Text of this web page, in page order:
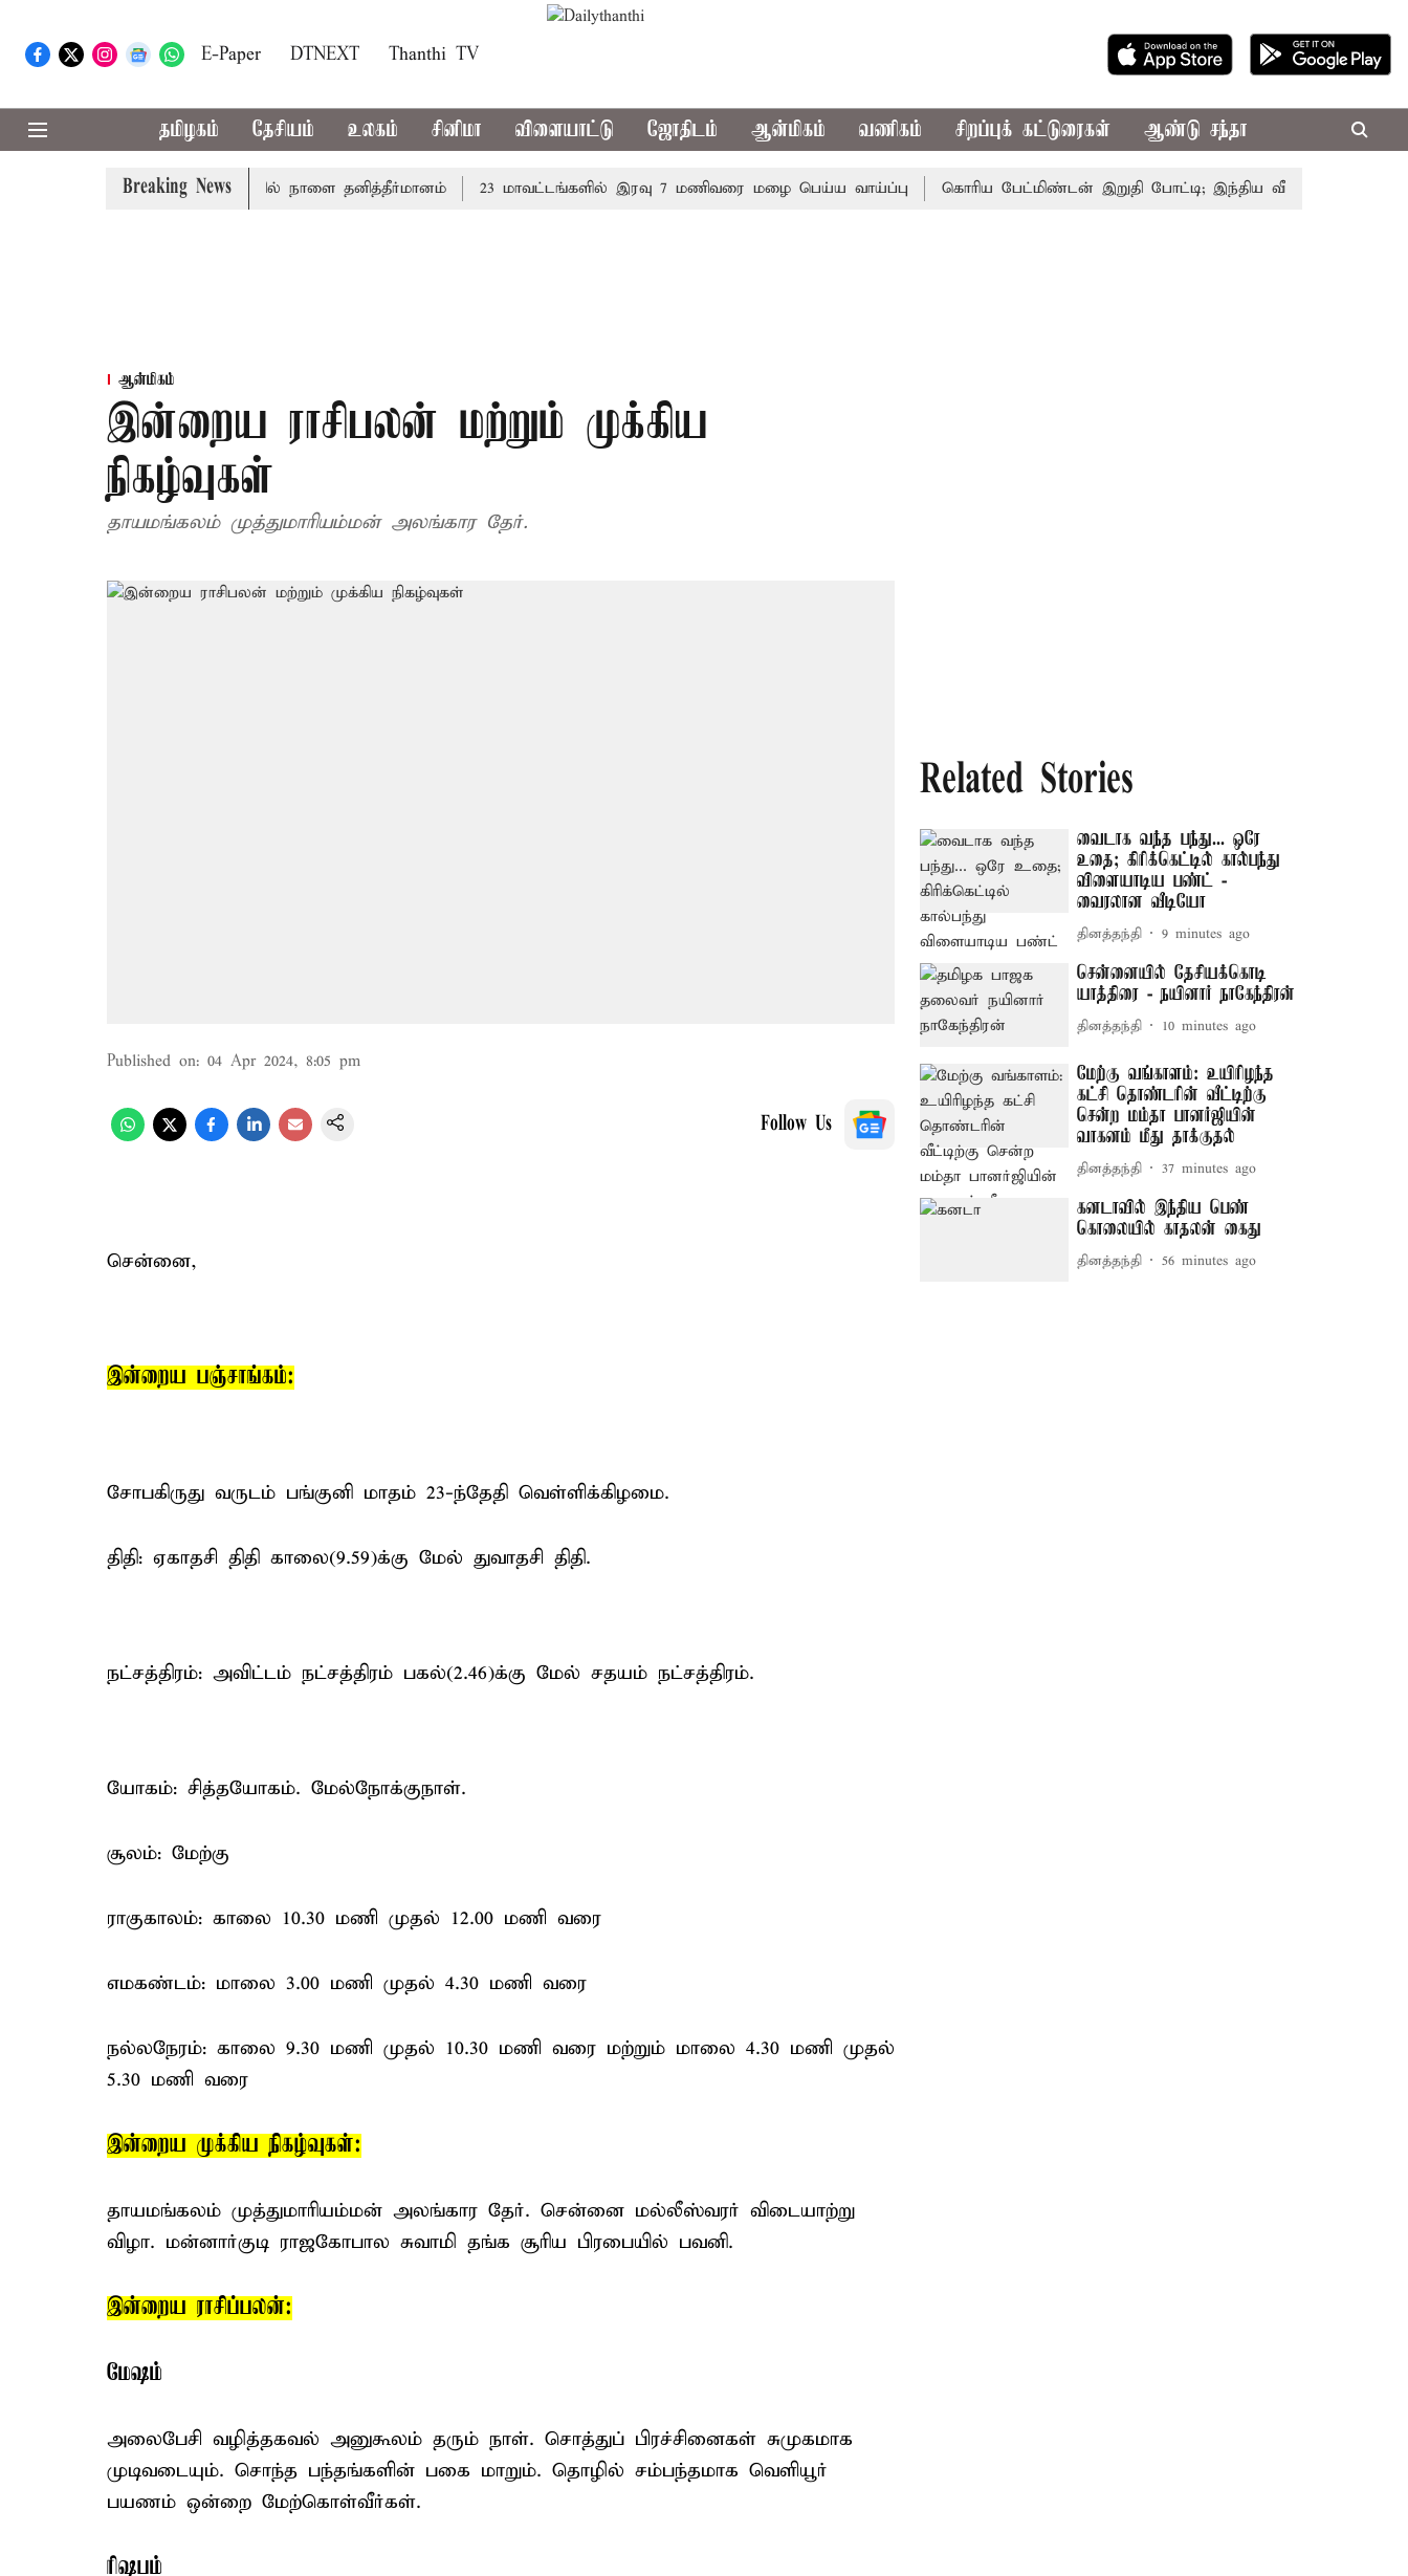
E-Paper DTNEXT Thanthi TV
தமிழகம் தேசியம் உலகம் சினிமா விளையாட்டு ஜோதிடம் ஆன்மிகம் வணிகம் சிறப்புக் கட்டுரைகள் ஆண்டு சந்தா
Breaking News
வாழ்த்து: சட்டமன்றத்தில் நாளை தனித்தீர்மானம் 23 மாவட்டங்களில் இரவு 7 மணிவரை மழை பெய்ய வாய்ப்பு கொரிய பேட்மிண்டன் இறுதி போட்டி; இந்திய வீராங்கனை சாம்பியன்
ஆன்மிகம்
இன்றைய ராசிபலன் மற்றும் முக்கிய
நிகழ்வுகள்
தாயமங்கலம் முத்துமாரியம்மன் அலங்கார தேர்.
Published on: 04 Apr 2024, 8:05 pm
Follow Us
சென்னை,
இன்றைய பஞ்சாங்கம்:
சோபகிருது வருடம் பங்குனி மாதம் 23-ந்தேதி வெள்ளிக்கிழமை.
திதி: ஏகாதசி திதி காலை(9.59)க்கு மேல் துவாதசி திதி.
நட்சத்திரம்: அவிட்டம் நட்சத்திரம் பகல்(2.46)க்கு மேல் சதயம் நட்சத்திரம்.
யோகம்: சித்தயோகம். மேல்நோக்குநாள்.
சூலம்: மேற்கு
ராகுகாலம்: காலை 10.30 மணி முதல் 12.00 மணி வரை
எமகண்டம்: மாலை 3.00 மணி முதல் 4.30 மணி வரை
நல்லநேரம்: காலை 9.30 மணி முதல் 10.30 மணி வரை மற்றும் மாலை 4.30 மணி முதல்
5.30 மணி வரை
இன்றைய முக்கிய நிகழ்வுகள்:
தாயமங்கலம் முத்துமாரியம்மன் அலங்கார தேர். சென்னை மல்லீஸ்வரர் விடையாற்று
விழா. மன்னார்குடி ராஜகோபால சுவாமி தங்க சூரிய பிரபையில் பவனி.
இன்றைய ராசிப்பலன்:
மேஷம்
அலைபேசி வழித்தகவல் அனுகூலம் தரும் நாள். சொத்துப் பிரச்சினைகள் சுமுகமாக
முடிவடையும். சொந்த பந்தங்களின் பகை மாறும். தொழில் சம்பந்தமாக வெளியூர்
பயணம் ஒன்றை மேற்கொள்வீர்கள்.
ரிஷபம்
Related Stories
வைடாக வந்த பந்து... ஒரே
உதை; கிரிக்கெட்டில் கால்பந்து
விளையாடிய பண்ட் -
வைரலான வீடியோ
தினத்தந்தி 9 minutes ago
சென்னையில் தேசியக்கொடி
யாத்திரை - நயினார் நாகேந்திரன்
தினத்தந்தி 10 minutes ago
மேற்கு வங்காளம்: உயிரிழந்த
கட்சி தொண்டரின் வீட்டிற்கு
சென்ற மம்தா பானர்ஜியின்
வாகனம் மீது தாக்குதல்
தினத்தந்தி 37 minutes ago
கனடாவில் இந்திய பெண்
கொலையில் காதலன் கைது
தினத்தந்தி 56 minutes ago